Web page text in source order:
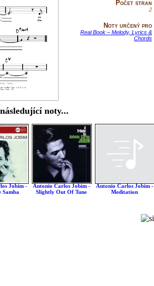
Počet stran
2
Noty určený pro
Real Book – Melody, Lyrics &
Chords
noty...
Jobim -
Samba
Antonio Carlos Jobim -
Slightly Out Of Tune
Antonio Carlos Jobim -
Meditation